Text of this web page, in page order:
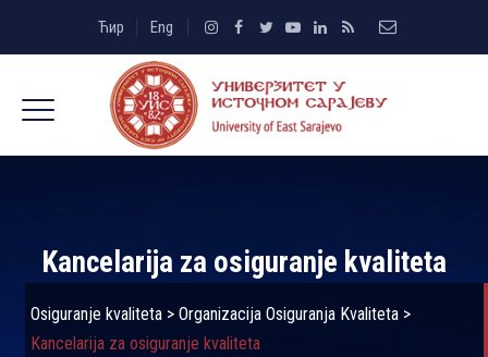
Ћир Eng
Kancelarija za osiguranje kvaliteta
Osiguranje kvaliteta > Organizacija Osiguranja Kvaliteta >
Kancelarija za osiguranje kvaliteta